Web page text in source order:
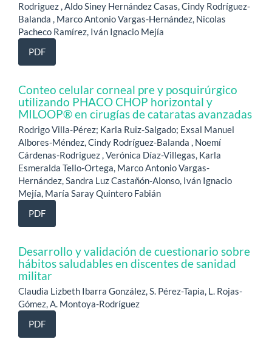
Rodriguez , Aldo Siney Hernández Casas, Cindy Rodríguez-
Balanda , Marco Antonio Vargas-Hernández, Nicolas
Pacheco Ramírez, Iván Ignacio Mejía
PDF
Conteo celular corneal pre y posquirúrgico
utilizando PHACO CHOP horizontal y
MILOOP® en cirugías de cataratas avanzadas
Rodrigo Villa-Pérez; Karla Ruiz-Salgado; Exsal Manuel
Albores-Méndez, Cindy Rodríguez-Balanda , Noemí
Cárdenas-Rodriguez , Verónica Díaz-Villegas, Karla
Esmeralda Tello-Ortega, Marco Antonio Vargas-
Hernández, Sandra Luz Castañón-Alonso, Iván Ignacio
Mejía, María Saray Quintero Fabián
PDF
Desarrollo y validación de cuestionario sobre
hábitos saludables en discentes de sanidad
militar
Claudia Lizbeth Ibarra González, S. Pérez-Tapia, L. Rojas-
Gómez, A. Montoya-Rodríguez
PDF